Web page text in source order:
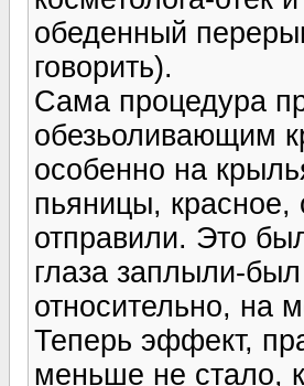
обеденный
говорить).
Сама процедура
обезьоливающим
особенно на
пьяницы,
отправили. Это
глаза заплыли-
относительно, на
Теперь эффект,
меньше не стало,